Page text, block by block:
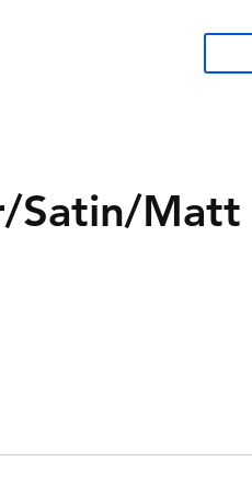
Satin/Matt